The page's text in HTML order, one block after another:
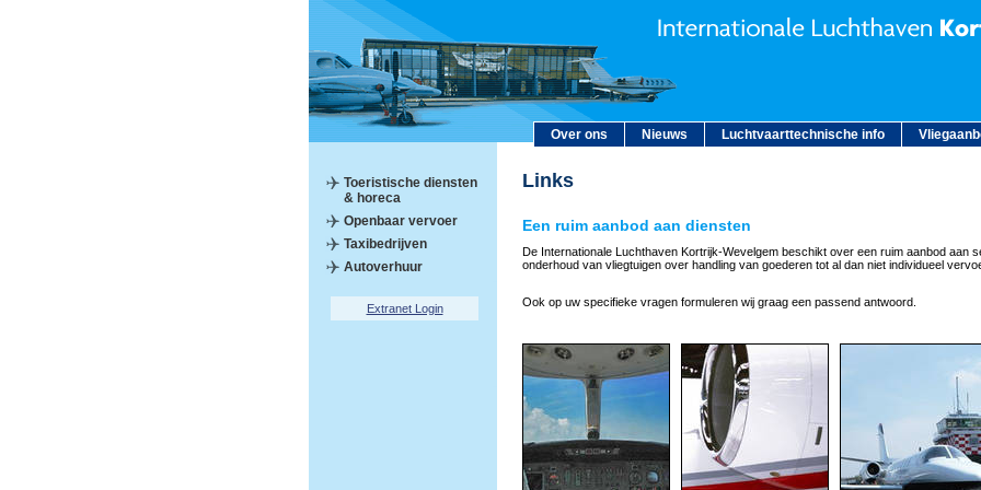
Over ons Nieuws Luchtvaarttechnische info
Toeristische diensten
& horeca
Openbaar vervoer
Taxibedrijven
Autoverhuur
Extranet Login
Links
Een ruim aanbod aan diensten
De Internationale Luchthaven Kortrijk-Wevelgem beschikt over een ruim aanbod aan
onderhoud van vliegtuigen over handling van goederen tot al dan niet individueel
Ook op uw specifieke vragen formuleren wij graag een passend antwoord.